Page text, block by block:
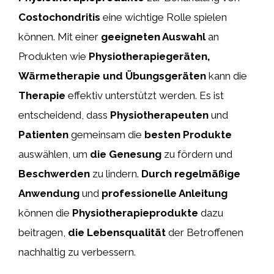
Costochondritis eine wichtige Rolle spielen
können. Mit einer geeigneten Auswahlan
Produkten wie Physiotherapiegeräten,
Wärmetherapie und Übungsgeräten kann die
Therapie effektiv unterstützt werden. Es ist
entscheidend, dass Physiotherapeuten und
Patienten gemeinsam die besten Produkte
auswählen, um die Genesung zu fördern und
Beschwerden zu lindern. Durch regelmäßige
Anwendung und professionelle Anleitung
können die Physiotherapieprodukte dazu
beitragen, die Lebensqualität der Betroffenen
nachhaltig zu verbessern.